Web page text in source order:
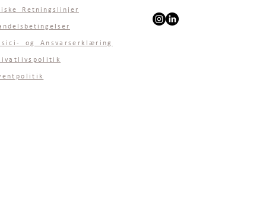
Retningslinjer
og Ansvarserklæring